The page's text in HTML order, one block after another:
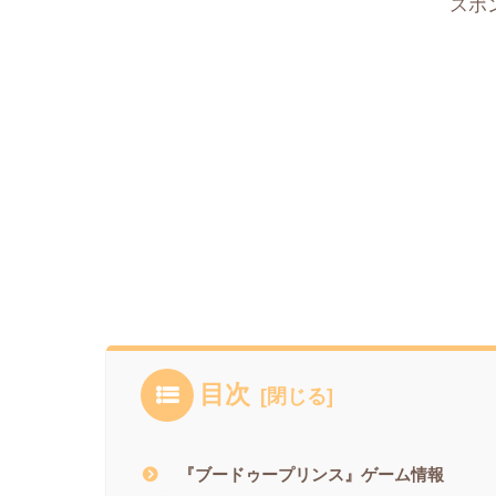
スポ
目次
『ブードゥープリンス』ゲーム情報